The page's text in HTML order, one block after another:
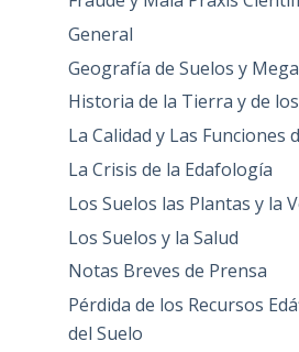
General
Geografía de Suelos y
Historia de la Tierra y de
La Calidad y Las Funciones
La Crisis de la Edafología
Los Suelos las Plantas y la
Los Suelos y la Salud
Notas Breves de Prensa
Pérdida de los Recursos
del Suelo